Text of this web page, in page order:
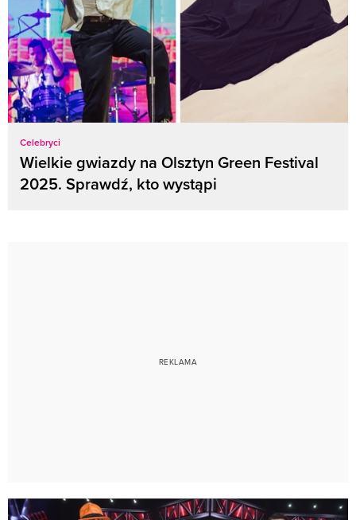
Celebryci
Wielkie gwiazdy na Olsztyn Green Festival
2025. Sprawdź, kto wystąpi